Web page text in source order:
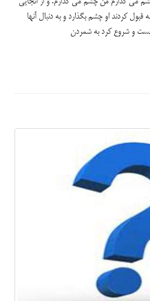
کردند او چشم بگذارد و به دنبال آنها
و شروع کرد به شمردن